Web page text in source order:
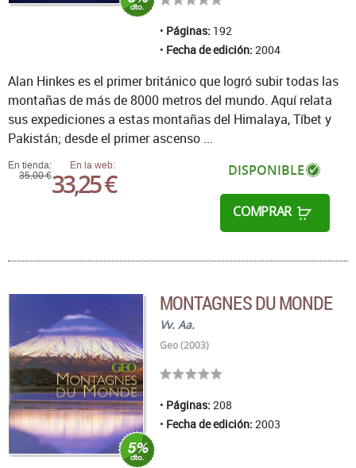
Páginas: 192
Fecha de edición: 2004
En tienda:
35,00 €
En la web:
33,25 € DISPONIBLE
COMPRAR
Alan Hinkes es el primer británico que logró subir todas las
montañas de más de 8000 metros del mundo. Aquí relata
sus expediciones a estas montañas del Himalaya, Tíbet y
Pakistán; desde el primer ascenso ...
MONTAGNES DU MONDE
Vv. Aa.
Geo (2003)
Páginas: 208
Fecha de edición: 2003